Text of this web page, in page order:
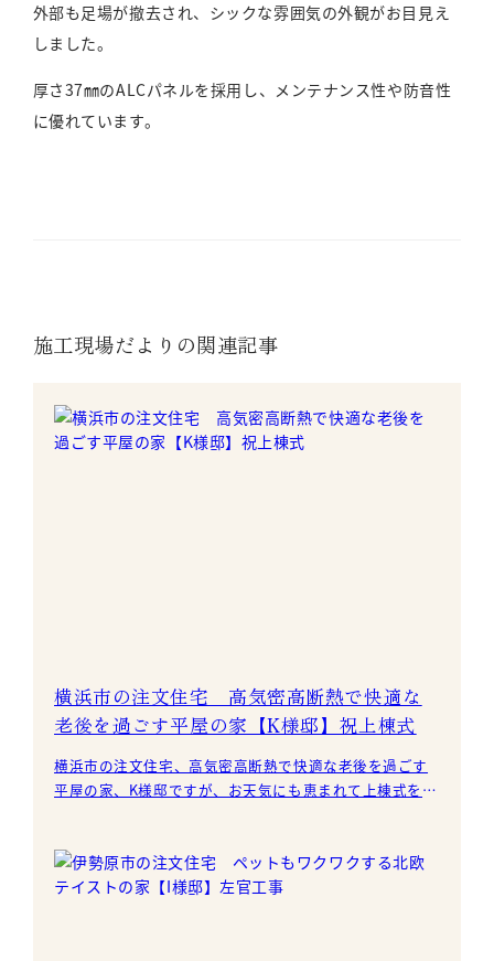
外部も足場が撤去され、シックな雰囲気の外観がお目見え
しました。
厚さ37㎜のALCパネルを採用し、メンテナンス性や防音性
に優れています。
施工現場だよりの関連記事
横浜市の注文住宅 高気密高断熱で快適な
老後を過ごす平屋の家【K様邸】祝上棟式
横浜市の注文住宅、高気密高断熱で快適な老後を過ごす
平屋の家、K様邸ですが、お天気にも恵まれて上棟式を実